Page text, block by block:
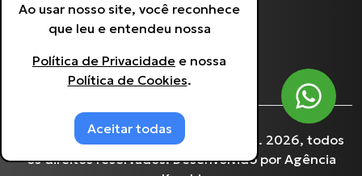
Política de Privacidade
Política de Cookies
Grua Racing - 60.641.933/0001-90. 2026, todos
os direitos reservados. Desenvolvido por Agência
Digite seu Telefone *
Estou de acordo com a
Ao usar nosso site, você reconhece
que leu e entendeu nossa
Política de Privacidade e nossa
Política de Cookies.
Aceitar todas